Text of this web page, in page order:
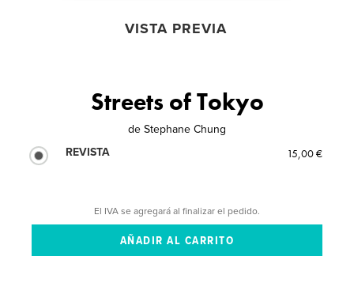
VISTA PREVIA
Streets of Tokyo
de Stephane Chung
REVISTA
15,00 €
El IVA se agregará al finalizar el pedido.